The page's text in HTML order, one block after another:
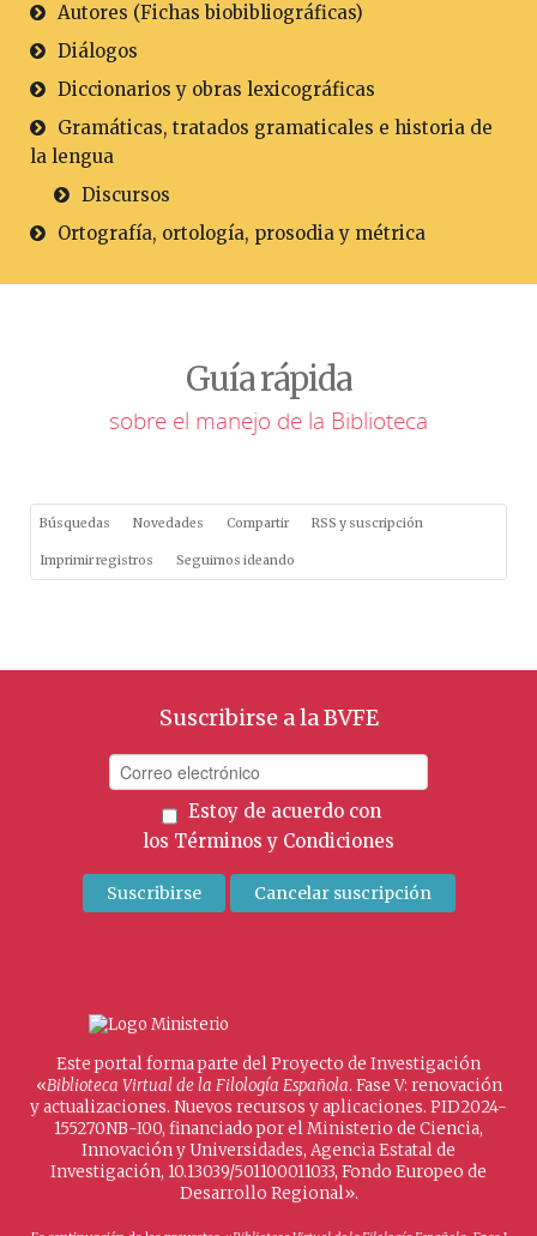
Autores (Fichas biobibliográficas)
Diálogos
Diccionarios y obras lexicográficas
Gramáticas, tratados gramaticales e historia de
la lengua
Discursos
Ortografía, ortología, prosodia y métrica
Guía rápida
sobre el manejo de la Biblioteca
Búsquedas Novedades Compartir RSS y suscripción
Imprimir registros Seguimos ideando
Suscribirse a la BVFE
Estoy de acuerdo con
los Términos y Condiciones
Este portal forma parte del Proyecto de Investigación
«Biblioteca Virtual de la Filología Española. Fase V: renovación
y actualizaciones. Nuevos recursos y aplicaciones. PID2024-
155270NB-I00, financiado por el Ministerio de Ciencia,
Innovación y Universidades, Agencia Estatal de
Investigación, 10.13039/501100011033, Fondo Europeo de
Desarrollo Regional».